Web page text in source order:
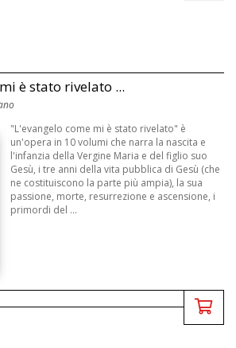
è stato rivelato ...
"L'evangelo come mi è stato rivelato" è
un'opera in 10 volumi che narra la nascita e
l'infanzia della Vergine Maria e del figlio suo
Gesù, i tre anni della vita pubblica di Gesù (che
ne costituiscono la parte più ampia), la sua
passione, morte, resurrezione e ascensione, i
primordi del ...